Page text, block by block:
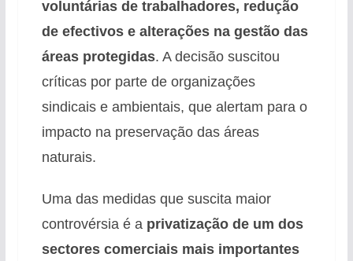
voluntárias de trabalhadores, redução
de efectivos e alterações na gestão das
áreas protegidas. A decisão suscitou
críticas por parte de organizações
sindicais e ambientais, que alertam para o
impacto na preservação das áreas
naturais.
Uma das medidas que suscita maior
controvérsia é a privatização de um dos
sectores comerciais mais importantes